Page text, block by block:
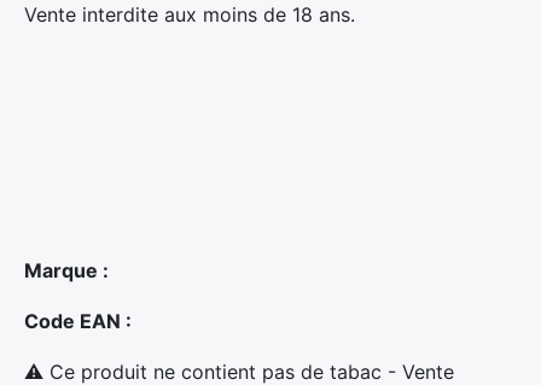
Vente interdite aux moins de 18 ans.
Marque :
Code EAN :
⚠ Ce produit ne contient pas de tabac - Vente